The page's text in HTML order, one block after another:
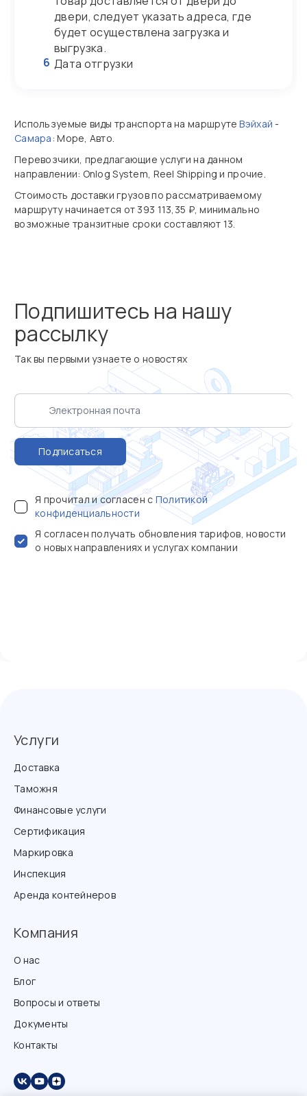
двери, следует указать адреса, где
будет осуществлена загрузка и
выгрузка.
6 Дата отгрузки
Используемые виды транспорта на маршрутеВэйхай -
Самара: Море, Авто.
Перевозчики, предлагающие услуги на данном
направлении: Onlog System, Reel Shipping и прочие.
Стоимость доставки грузов по рассматриваемому
маршруту начинается от 393 113,35 ₽, минимально
возможные транзитные сроки составляют 13.
Подпишитесь на нашу
рассылку
Так вы первыми узнаете о новостях
Подписаться
Я прочитал и согласен с Политикой
конфиденциальности
Я согласен получать обновления тарифов, новости
о новых направлениях и услугах компании
Услуги
Доставка
Таможня
Финансовые услуги
Сертификация
Маркировка
Инспекция
Аренда контейнеров
Компания
О нас
Блог
Вопросы и ответы
Документы
Контакты